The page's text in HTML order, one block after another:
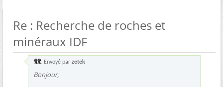
Re : Recherche de roches et
minéraux IDF
Envoyé par zetek
Bonjour,